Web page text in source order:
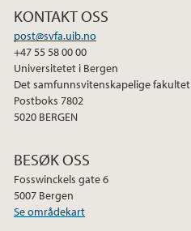
KONTAKT OSS
post@svfa.uib.no
+47 55 58 00 00
Universitetet i Bergen
Det samfunnsvitenskapelige fakultet
Postboks 7802
5020 BERGEN
BESØK OSS
Fosswinckels gate 6
5007 Bergen
Se områdekart